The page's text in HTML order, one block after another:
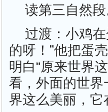
读第三自然段
过渡：小鸡
的呀！”他把蛋
明白“原来世界
看，外面的世
界这么美丽，它